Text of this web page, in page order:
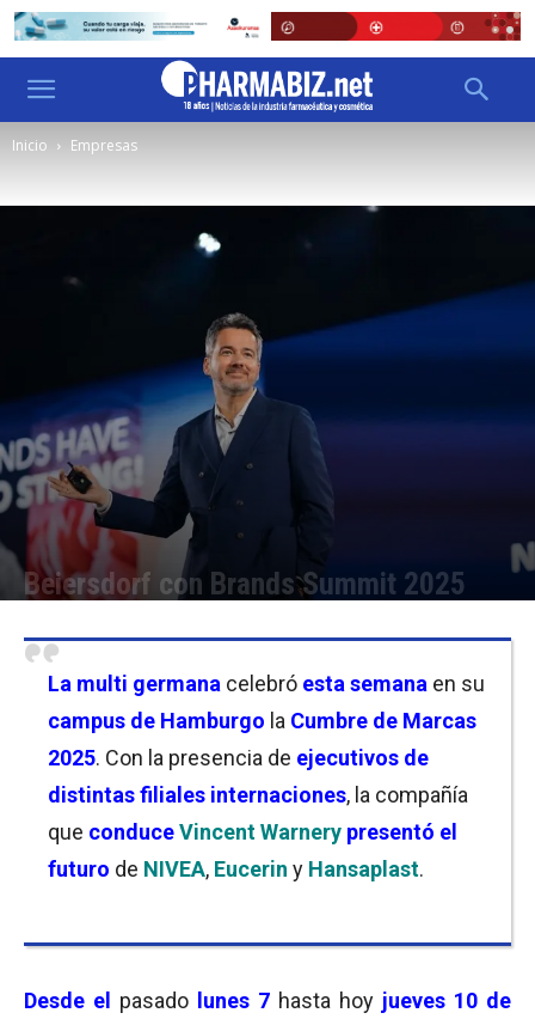
Inicio Empresas
Beiersdorf con Brands Summit 2025
La multi germana celebró esta semana en su
campus de Hamburgo la Cumbre de Marcas
2025. Con la presencia de ejecutivos de
distintas filiales internaciones, la compañía
que conduceVincent Warnery presentó el
futuro de NIVEA, Eucerin y Hansaplast.
Desde el pasado lunes 7 hasta hoy jueves 10 de